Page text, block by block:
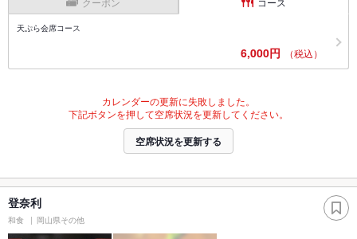
天ぷら会席コース
6,000円 （税込）
カレンダーの更新に失敗しました。
下記ボタンを押して空席状況を更新してください。
空席状況を更新する
登奈利
和食 岡山県その他